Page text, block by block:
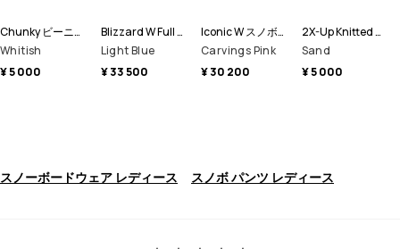
Chunky ビーニー帽
Whitish
¥ 5 000
Blizzard W Full Zip スノーボードジャケット レディース
Light Blue
¥ 33 500
Iconic W スノボ パンツ レディース
Carvings Pink
¥ 30 200
2X-Up Knitted スキー マスク
Sand
¥ 5 000
スノーボードウェア レディース スノボ パンツ レディース